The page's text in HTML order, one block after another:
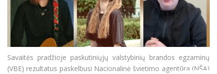
Savaitės pradžioje paskutiniųjų valstybinių brandos egzaminų
(VBE) rezultatus paskelbusi Nacionalinė švietimo agentūra (NŠA)